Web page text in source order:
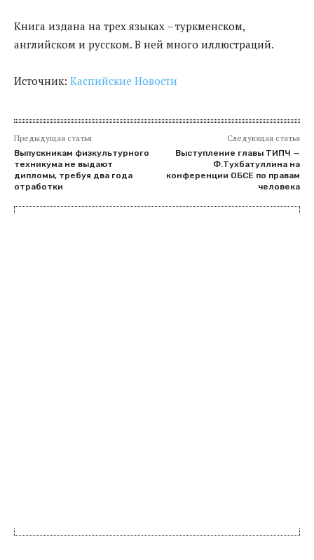
Книга издана на трех языках – туркменском,
английском и русском. В ней много иллюстраций.
Источник: Каспийские Новости
Предыдущая статья
Выпускникам физкультурного
техникума не выдают
дипломы, требуя два года
отработки
Следующая статья
Выступление главы ТИПЧ —
Ф.Тухбатуллина на
конференции ОБСЕ по правам
человека